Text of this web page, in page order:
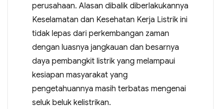
perusahaan. Alasan dibalik diberlakukannya
Keselamatan dan Kesehatan Kerja Listrik ini
tidak lepas dari perkembangan zaman
dengan luasnya jangkauan dan besarnya
daya pembangkit listrik yang melampaui
kesiapan masyarakat yang
pengetahuannya masih terbatas mengenai
seluk beluk kelistrikan.